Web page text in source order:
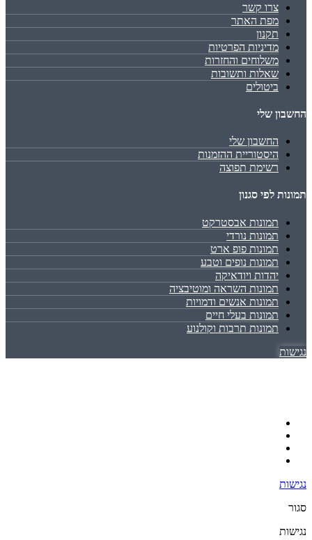
צרו קשר
מפת האתר
תקנון
מדיניות הפרטיות
משלוחים והחזרות
שאלות ותשובות
ביטולים
החשבון שלי
החשבון שלי
היסטוריית ההזמנות
רשימת תפוצה
תמונות לפי סגנון
תמונות אבסטרקט
תמונות נורדי
תמונות פופ ארט
תמונות נופים וטבע
יהדות ויודאיקה
תמונות השראה ומוטיבציה
תמונות אנשים ודמויות
תמונות בעלי חיים
תמונות תרבות וקולנוע
נגישות
נגישות
סגור
נגישות